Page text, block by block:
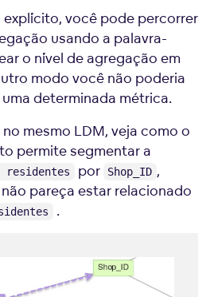
você pode percorrer
usando a palavra-
o nível de agregação em
modo você não poderia
determinada métrica.
mesmo LDM, veja como o
permite segmentar a
residentes por Shop_ID ,
não pareça estar relacionado
.